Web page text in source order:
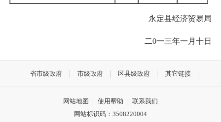
永定县经济贸易局
二0一三年一月十日
省市级政府 市级政府 区县级政府 其它链接
网站地图 | 使用帮助 | 联系我们
网站标识码：3508220004